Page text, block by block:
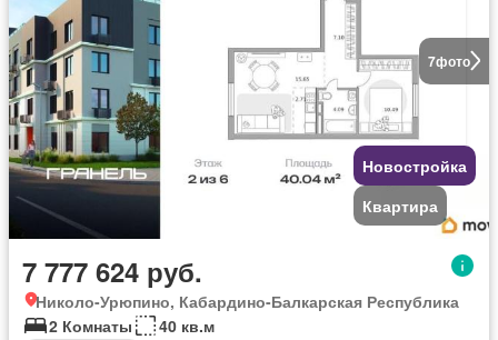
7фото
Новостройка
Квартира
7 777 624 руб.
Николо-Урюпино, Кабардино-Балкарская Республика
2 Комнаты
40 кв.м